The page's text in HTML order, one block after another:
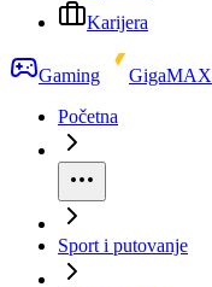
Karijera
Gaming
GigaMAX
Početna
Sport i putovanje